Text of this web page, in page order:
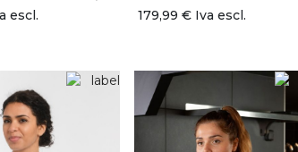
escl. 179,99 € Iva escl.